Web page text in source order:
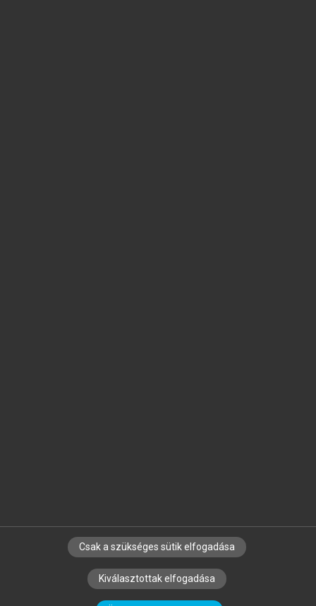
SZERZŐKNEK CÉGEKNEK KÖNYVTÁROSOKNAK
SZERKESZTÉSI ÉS LEKTORÁLÁSI ALAPELVEK
Csak a szükséges sütik elfogadása
Kiválasztottak elfogadása